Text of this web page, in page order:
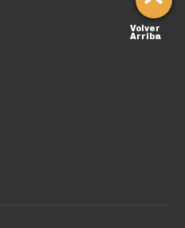
Volver
Arriba